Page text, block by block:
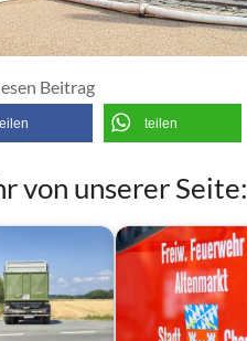
Beitrag
teilen
von unserer Seite: